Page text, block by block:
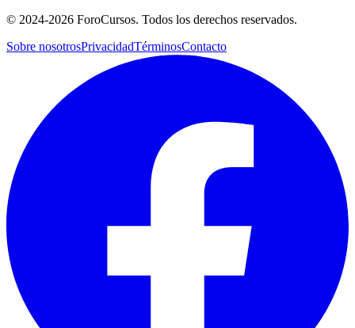
© 2024-2026 ForoCursos. Todos los derechos reservados.
Sobre nosotrosPrivacidadTérminosContacto